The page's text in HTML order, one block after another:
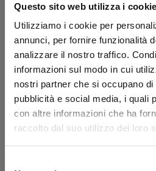
Questo sito web utilizza i cookie
Utilizziamo i cookie per
annunci, per fornire funzionalità
analizzare il nostro traffico.
informazioni sul modo in cui
nostri partner che si occupano
pubblicità e social media, i quali
con altre informazioni che ha
raccolto dal suo utilizzo dei loro
27/02/
€ 6,90